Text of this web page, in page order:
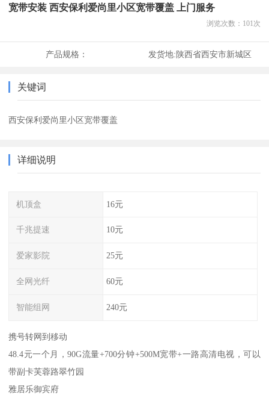
宽带安装 西安保利爱尚里小区宽带覆盖 上门服务
浏览次数： 101 次
产品规格： 发货地:陕西省西安市新城区
关键词
西安保利爱尚里小区宽带覆盖
详细说明
机顶盒 16元
千兆提速 10元
爱家影院 25元
全网光纤 60元
智能组网 240元
携号转网到移动
48.4元一个月，90G流量+700分钟+500M宽带+一路高清电视，可以
带副卡芙蓉路翠竹园
雅居乐御宾府